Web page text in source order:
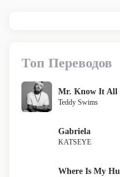
Топ Переводов
Mr. Know It All
Teddy Swims
Gabriela
KATSEYE
Where Is My